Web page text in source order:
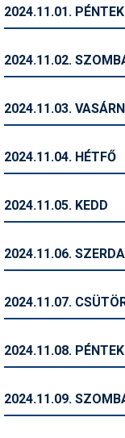
Humor
Ingatlan
Interjúk
Kerékpár
Korcsolya
Magazinok
Munkavállalás
Pályázatok
Portálinfo
2024.11.01. PÉNTEK
2024.11.02.
2024.11.03.
2024.11.04. HÉTFŐ
2024.11.05. KEDD
2024.11.06. SZERDA
2024.11.07.
2024.11.08. PÉNTEK
2024.11.09.